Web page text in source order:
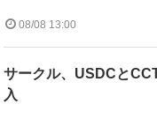
08/08 13:00
サークル、USDCと
入